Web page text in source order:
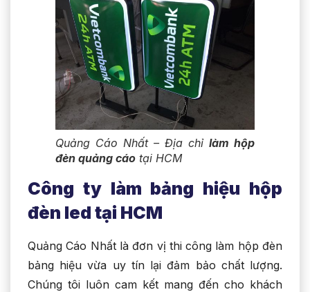
Quảng Cáo Nhất – Địa chỉ làm hộp
đèn quảng cáo tại HCM
Công ty làm bảng hiệu hộp
đèn led tại HCM
Quảng Cáo Nhất là đơn vị thi công làm hộp đèn
bảng hiệu vừa uy tín lại đảm bảo chất lượng.
Chúng tôi luôn cam kết mang đến cho khách